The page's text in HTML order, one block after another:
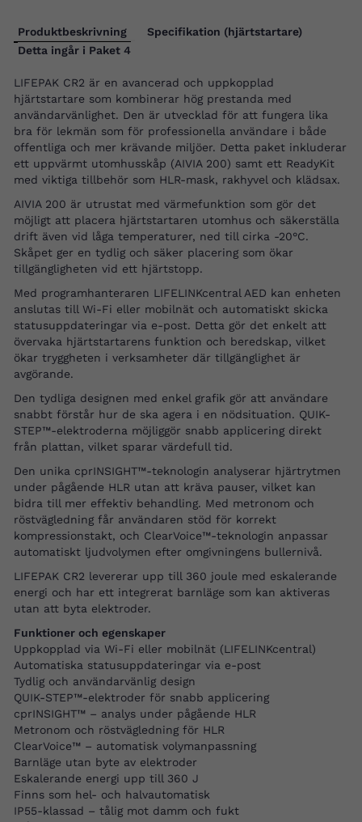
Produktbeskrivning
Specifikation (hjärtstartare)
Detta ingår i Paket 4
LIFEPAK CR2 är en avancerad och uppkopplad
hjärtstartare som kombinerar hög prestanda med
användarvänlighet. Den är utvecklad för att fungera lika
bra för lekmän som för professionella användare i både
offentliga och mer krävande miljöer. Detta paket inkluderar
ett uppvärmt utomhusskåp (AIVIA 200) samt ett ReadyKit
med viktiga tillbehör som HLR-mask, rakhyvel och klädsax.
AIVIA 200 är utrustat med värmefunktion som gör det
möjligt att placera hjärtstartaren utomhus och säkerställa
drift även vid låga temperaturer, ned till cirka -20°C.
Skåpet ger en tydlig och säker placering som ökar
tillgängligheten vid ett hjärtstopp.
Med programhanteraren LIFELINKcentral AED kan enheten
anslutas till Wi-Fi eller mobilnät och automatiskt skicka
statusuppdateringar via e-post. Detta gör det enkelt att
övervaka hjärtstartarens funktion och beredskap, vilket
ökar tryggheten i verksamheter där tillgänglighet är
avgörande.
Den tydliga designen med enkel grafik gör att användare
snabbt förstår hur de ska agera i en nödsituation. QUIK-
STEP™-elektroderna möjliggör snabb applicering direkt
från plattan, vilket sparar värdefull tid.
Den unika cprINSIGHT™-teknologin analyserar hjärtrytmen
under pågående HLR utan att kräva pauser, vilket kan
bidra till mer effektiv behandling. Med metronom och
röstvägledning får användaren stöd för korrekt
kompressionstakt, och ClearVoice™-teknologin anpassar
automatiskt ljudvolymen efter omgivningens bullernivå.
LIFEPAK CR2 levererar upp till 360 joule med eskalerande
energi och har ett integrerat barnläge som kan aktiveras
utan att byta elektroder.
Funktioner och egenskaper
Uppkopplad via Wi-Fi eller mobilnät (LIFELINKcentral)
Automatiska statusuppdateringar via e-post
Tydlig och användarvänlig design
QUIK-STEP™-elektroder för snabb applicering
cprINSIGHT™ – analys under pågående HLR
Metronom och röstvägledning för HLR
ClearVoice™ – automatisk volymanpassning
Barnläge utan byte av elektroder
Eskalerande energi upp till 360 J
Finns som hel- och halvautomatisk
IP55-klassad – tålig mot damm och fukt